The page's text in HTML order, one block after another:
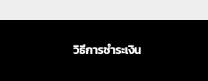
วิธีการชำระเงิน